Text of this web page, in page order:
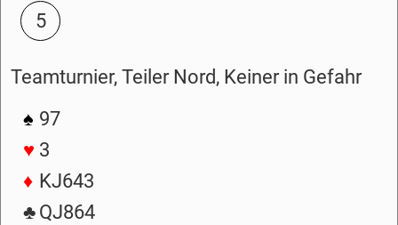
5
Teamturnier, Teiler Nord, Keiner in Gefahr
♠ 97
♥ 3
♦ KJ643
♣QJ864